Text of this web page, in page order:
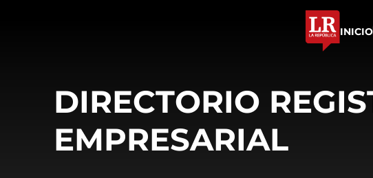
INICIO
DIRECTORIO
EMPRESARIAL